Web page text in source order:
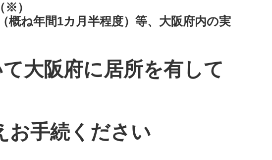
※）​​
概ね年間1カ月半程度）等、大阪府内の実
大阪府に居所を有して
お手続ください